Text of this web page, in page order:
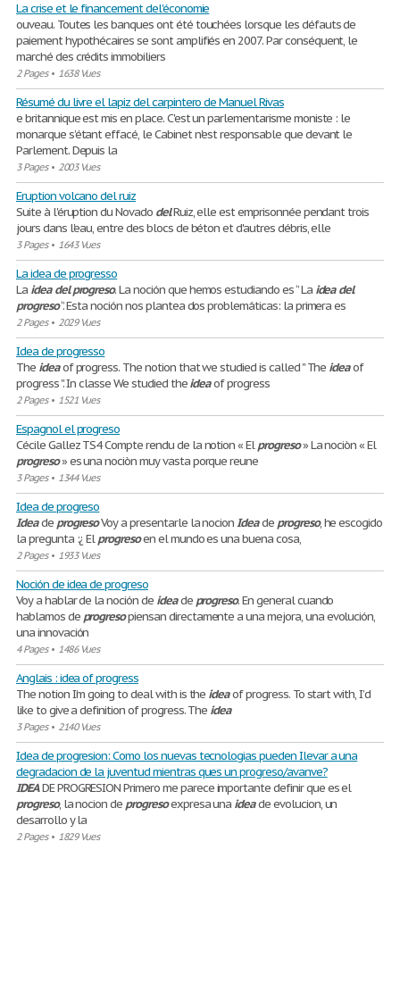
La crise et le financement del'économie
ouveau. Toutes les banques ont été touchées lorsque les défauts de
paiement hypothécaires se sont amplifiés en 2007. Par conséquent, le
marché des crédits immobiliers
2 Pages• 1638 Vues
Résumé du livre el lapiz del carpintero de Manuel Rivas
e britannique est mis en place. C'est un parlementarisme moniste : le
monarque s’étant effacé, le Cabinet n'est responsable que devant le
Parlement. Depuis la
3 Pages• 2003 Vues
Eruption volcano del ruiz
Suite à l'éruption du Novado delRuiz, elle est emprisonnée pendant trois
jours dans l'eau, entre des blocs de béton et d'autres débris, elle
3 Pages• 1643 Vues
La idea de progresso
La idea del progreso. La noción que hemos estudiando es ‘’ La idea del
progreso‘’. Esta noción nos plantea dos problemáticas: la primera es
2 Pages• 2029 Vues
Idea de progresso
The ideaof progress. The notion that we studied is called '' The ideaof
progress ''. In classe We studied theideaof progress
2 Pages• 1521 Vues
Espagnol el progreso
Cécile Gallez TS4 Compte rendu de la notion « Elprogreso» La nociòn « El
progreso» es una nociòn muy vasta porque reune
3 Pages• 1344 Vues
Idea de progreso
Ideade progresoVoy a presentarle la nocionIdeade progreso, he escogido
la pregunta :¿ Elprogresoen el mundo es una buena cosa,
2 Pages• 1933 Vues
Noción de idea de progreso
Voy a hablar de la noción de ideade progreso. En general cuando
hablamos de progresopiensan directamente a una mejora, una evolución,
una innovación
4 Pages• 1486 Vues
Anglais : idea of progress
The notion I’m going to deal with is the ideaof progress. To start with, I’d
like to give a definition of progress. The idea
3 Pages• 2140 Vues
Idea de progresion: Como los nuevas tecnologias pueden Ilevar a una
degradacion de la juventud mientras ques un progreso/avanve?
IDEADE PROGRESION Primero me parece importante definir que es el
progreso, la nocion de progresoexpresa una ideade evolucion, un
desarrollo y la
2 Pages• 1829 Vues